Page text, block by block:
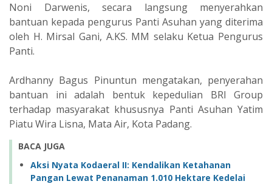
Noni Darwenis, secara langsung menyerahkan
bantuan kepada pengurus Panti Asuhan yang diterima
oleh H. Mirsal Gani, A.KS. MM selaku Ketua Pengurus
Panti.
Ardhanny Bagus Pinuntun mengatakan, penyerahan
bantuan ini adalah bentuk kepedulian BRI Group
terhadap masyarakat khususnya Panti Asuhan Yatim
Piatu Wira Lisna, Mata Air, Kota Padang.
BACA JUGA
Aksi Nyata Kodaeral II: Kendalikan Ketahanan
Pangan Lewat Penanaman 1.010 Hektare Kedelai